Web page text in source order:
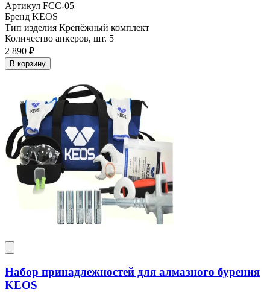
Артикул FCC-05
Бренд KEOS
Тип изделия Крепёжный комплект
Количество анкеров, шт. 5
2 890 ₽
В корзину
Набор принадлежностей для алмазного бурения
KEOS